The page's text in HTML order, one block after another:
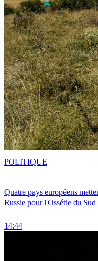
Quatre pays européens
Russie pour l'Ossétie du Sud
14:44
POLITIQUE